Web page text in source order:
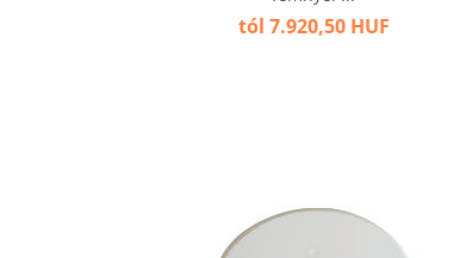
tól 7.920,50 HUF